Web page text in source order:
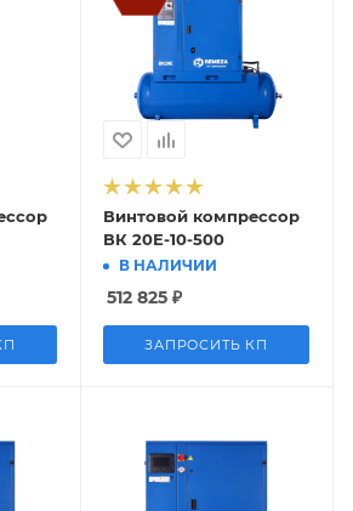
Винтовой компрессор
ВК 20Е-10-500
В НАЛИЧИИ
512 825 ₽
ЗАПРОСИТЬ КП